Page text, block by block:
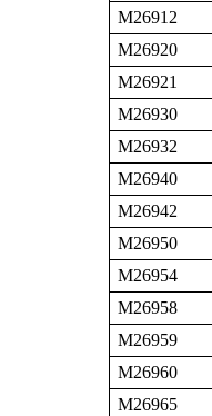
M26912
M26920
M26921
M26930
M26932
M26940
M26942
M26950
M26954
M26958
M26959
M26960
M26965